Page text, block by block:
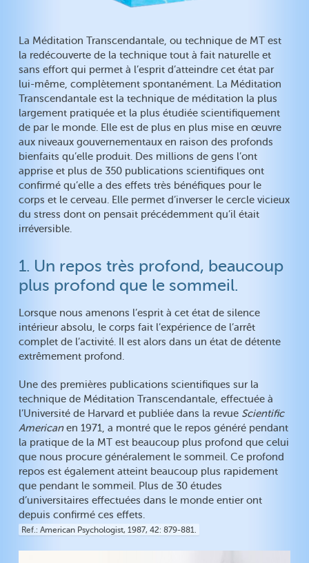
La Méditation Transcendantale, ou technique de MT est
la redécouverte de la technique tout à fait naturelle et
sans effort qui permet à l’esprit d’atteindre cet état par
lui-même, complètement spontanément. La Méditation
Transcendantale est la technique de méditation la plus
largement pratiquée et la plus étudiée scientifiquement
de par le monde. Elle est de plus en plus mise en œuvre
aux niveaux gouvernementaux en raison des profonds
bienfaits qu’elle produit. Des millions de gens l’ont
apprise et plus de 350 publications scientifiques ont
confirmé qu’elle a des effets très bénéfiques pour le
corps et le cerveau. Elle permet d’inverser le cercle vicieux
du stress dont on pensait précédemment qu’il était
irréversible.
1. Un repos très profond, beaucoup
plus profond que le sommeil.
Lorsque nous amenons l’esprit à cet état de silence
intérieur absolu, le corps fait l’expérience de l’arrêt
complet de l’activité. Il est alors dans un état de détente
extrêmement profond.
Une des premières publications scientifiques sur la
technique de Méditation Transcendantale, effectuée à
l’Université de Harvard et publiée dans la revue Scientific
Americanen 1971, a montré que le repos généré pendant
la pratique de la MT est beaucoup plus profond que celui
que nous procure généralement le sommeil. Ce profond
repos est également atteint beaucoup plus rapidement
que pendant le sommeil. Plus de 30 études
d’universitaires effectuées dans le monde entier ont
depuis confirmé ces effets.
Ref. American Psychologist, 1987, 42: 879-881.